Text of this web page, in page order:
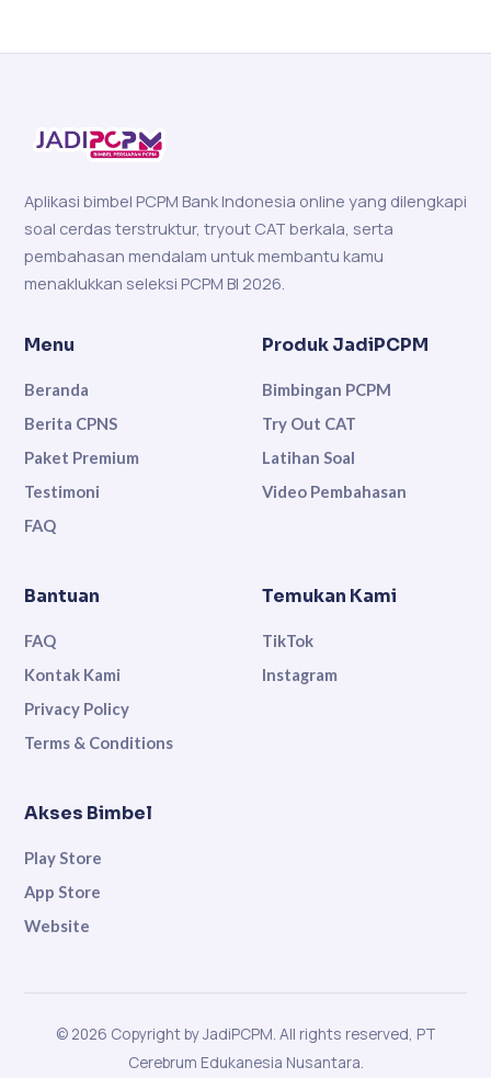
Aplikasi bimbel PCPM Bank Indonesia online yang dilengkapi
soal cerdas terstruktur, tryout CAT berkala, serta
pembahasan mendalam untuk membantu kamu
menaklukkan seleksi PCPM BI 2026.
Menu
Beranda
Berita CPNS
Paket Premium
Testimoni
FAQ
Produk JadiPCPM
Bimbingan PCPM
Try Out CAT
Latihan Soal
Video Pembahasan
Bantuan
FAQ
Kontak Kami
Privacy Policy
Terms & Conditions
Temukan Kami
TikTok
Instagram
Akses Bimbel
Play Store
App Store
Website
© 2026 Copyright by JadiPCPM. All rights reserved, PT
Cerebrum Edukanesia Nusantara.